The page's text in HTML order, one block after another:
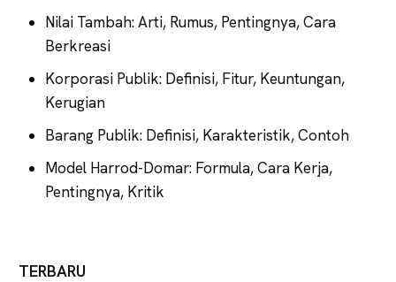
Nilai Tambah: Arti, Rumus, Pentingnya, Cara
Berkreasi
Korporasi Publik: Definisi, Fitur, Keuntungan,
Kerugian
Barang Publik: Definisi, Karakteristik, Contoh
Model Harrod-Domar: Formula, Cara Kerja,
Pentingnya, Kritik
TERBARU